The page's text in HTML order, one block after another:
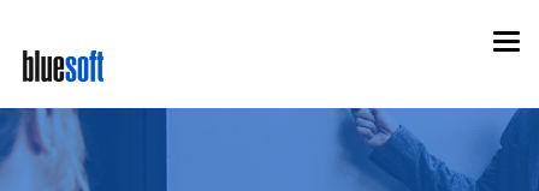
main
content